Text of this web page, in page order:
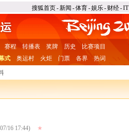
搜狐首页-新闻 -体育-娱乐- 财经-IT
赛程 转播表 奖牌 历史
比赛项目
式
奥运村 火炬 门票 各界 热词
16 17:44) ★